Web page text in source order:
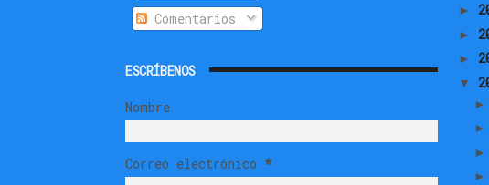
Comentarios
ESCRÍBENOS
Nombre
Correo electrónico *
►
►
►
▼
►
►
►
►